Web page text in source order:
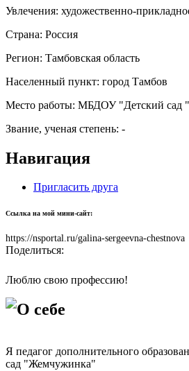
Увлечения: художественно-
Страна: Россия
Регион: Тамбовская область
Населенный пункт: город Тамбов
Место работы: МБДОУ "Детский сад
Звание, ученая степень: -
Навигация
Пригласить друга
Ссылка на мой мини-сайт:
https://nsportal.ru/galina-sergeevna-chestnova
Поделиться:
Люблю свою профессию!
О себе
Я педагог дополнительного
сад "Жемчужинка"